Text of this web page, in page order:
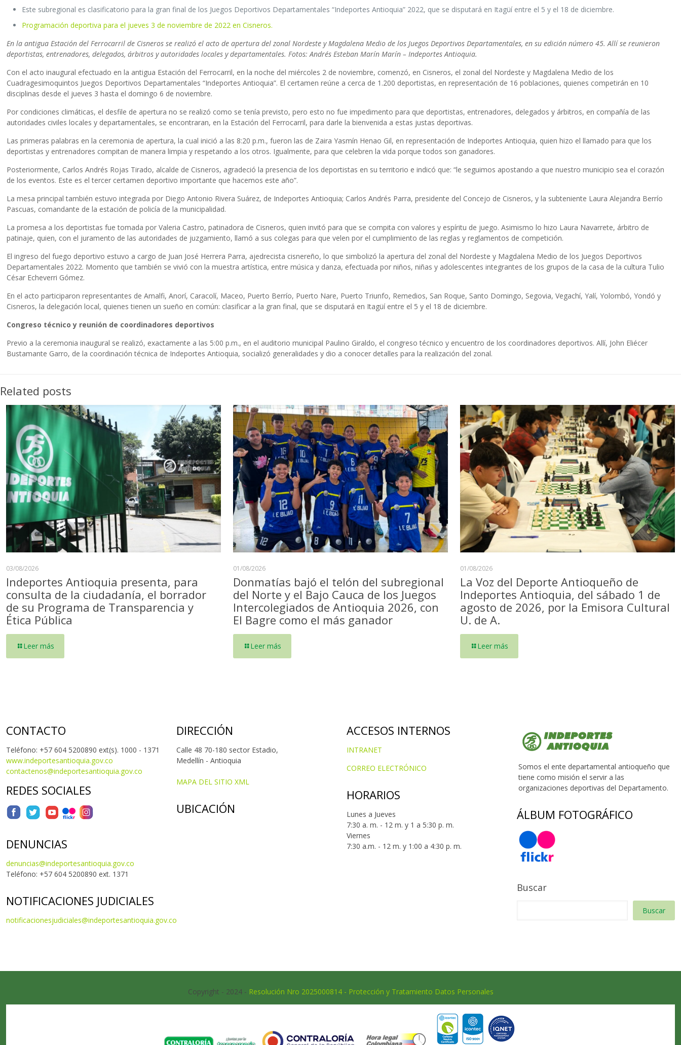
Este subregional es clasificatorio para la gran final de los Juegos Deportivos Departamentales “Indeportes Antioquia” 2022, que se disputará en Itagüí entre el 5 y el 18 de diciembre.
Programación deportiva para el jueves 3 de noviembre de 2022 en Cisneros.
En la antigua Estación del Ferrocarril de Cisneros se realizó el acto de apertura del zonal Nordeste y Magdalena Medio de los Juegos Deportivos Departamentales, en su edición número 45. Allí se reunieron
deportistas, entrenadores, delegados, árbitros y autoridades locales y departamentales. Fotos: Andrés Esteban Marín Marín – Indeportes Antioquia.
Con el acto inaugural efectuado en la antigua Estación del Ferrocarril, en la noche del miércoles 2 de noviembre, comenzó, en Cisneros, el zonal del Nordeste y Magdalena Medio de los
Cuadragesimoquintos Juegos Deportivos Departamentales “Indeportes Antioquia”. El certamen reúne a cerca de 1.200 deportistas, en representación de 16 poblaciones, quienes competirán en 10
disciplinas desde el jueves 3 hasta el domingo 6 de noviembre.
Por condiciones climáticas, el desfile de apertura no se realizó como se tenía previsto, pero esto no fue impedimento para que deportistas, entrenadores, delegados y árbitros, en compañía de las
autoridades civiles locales y departamentales, se encontraran, en la Estación del Ferrocarril, para darle la bienvenida a estas justas deportivas.
Las primeras palabras en la ceremonia de apertura, la cual inició a las 8:20 p.m., fueron las de Zaira Yasmín Henao Gil, en representación de Indeportes Antioquia, quien hizo el llamado para que los
deportistas y entrenadores compitan de manera limpia y respetando a los otros. Igualmente, para que celebren la vida porque todos son ganadores.
Posteriormente, Carlos Andrés Rojas Tirado, alcalde de Cisneros, agradeció la presencia de los deportistas en su territorio e indicó que: “le seguimos apostando a que nuestro municipio sea el corazón
de los eventos. Este es el tercer certamen deportivo importante que hacemos este año”.
La mesa principal también estuvo integrada por Diego Antonio Rivera Suárez, de Indeportes Antioquia; Carlos Andrés Parra, presidente del Concejo de Cisneros, y la subteniente Laura Alejandra Berrío
Pascuas, comandante de la estación de policía de la municipalidad.
La promesa a los deportistas fue tomada por Valeria Castro, patinadora de Cisneros, quien invitó para que se compita con valores y espíritu de juego. Asimismo lo hizo Laura Navarrete, árbitro de
patinaje, quien, con el juramento de las autoridades de juzgamiento, llamó a sus colegas para que velen por el cumplimiento de las reglas y reglamentos de competición.
El ingreso del fuego deportivo estuvo a cargo de Juan José Herrera Parra, ajedrecista cisnereño, lo que simbolizó la apertura del zonal del Nordeste y Magdalena Medio de los Juegos Deportivos
Departamentales 2022. Momento que también se vivió con la muestra artística, entre música y danza, efectuada por niños, niñas y adolescentes integrantes de los grupos de la casa de la cultura Tulio
César Echeverri Gómez.
En el acto participaron representantes de Amalfi, Anorí, Caracolí, Maceo, Puerto Berrío, Puerto Nare, Puerto Triunfo, Remedios, San Roque, Santo Domingo, Segovia, Vegachí, Yalí, Yolombó, Yondó y
Cisneros, la delegación local, quienes tienen un sueño en común: clasificar a la gran final, que se disputará en Itagüí entre el 5 y el 18 de diciembre.
Congreso técnico y reunión de coordinadores deportivos
Previo a la ceremonia inaugural se realizó, exactamente a las 5:00 p.m., en el auditorio municipal Paulino Giraldo, el congreso técnico y encuentro de los coordinadores deportivos. Allí, John Eliécer
Bustamante Garro, de la coordinación técnica de Indeportes Antioquia, socializó generalidades y dio a conocer detalles para la realización del zonal.
Related posts
03/08/2026
Indeportes Antioquia presenta, para
consulta de la ciudadanía, el borrador
de su Programa de Transparencia y
Ética Pública
Leer más
01/08/2026
Donmatías bajó el telón del subregional
del Norte y el Bajo Cauca de los Juegos
Intercolegiados de Antioquia 2026, con
El Bagre como el más ganador
Leer más
01/08/2026
La Voz del Deporte Antioqueño de
Indeportes Antioquia, del sábado 1 de
agosto de 2026, por la Emisora Cultural
U. de A.
Leer más
CONTACTO
Teléfono: +57 604 5200890 ext(s). 1000 - 1371
www.indeportesantioquia.gov.co
contactenos@indeportesantioquia.gov.co
REDES SOCIALES
DENUNCIAS
denuncias@indeportesantioquia.gov.co
Teléfono: +57 604 5200890 ext. 1371
NOTIFICACIONES JUDICIALES
notificacionesjudiciales@indeportesantioquia.gov.co
DIRECCIÓN
Calle 48 70-180 sector Estadio,
Medellín - Antioquia
MAPA DEL SITIO XML
UBICACIÓN
ACCESOS INTERNOS
INTRANET
CORREO ELECTRÓNICO
HORARIOS
Lunes a Jueves
7:30 a. m. - 12 m. y 1 a 5:30 p. m.
Viernes
7:30 a.m. - 12 m. y 1:00 a 4:30 p. m.
Somos el ente departamental antioqueño que
tiene como misión el servir a las
organizaciones deportivas del Departamento.
ÁLBUM FOTOGRÁFICO
Buscar
Buscar
Copyright - 2024 - Resolución Nro 2025000814 - Protección y Tratamiento Datos Personales